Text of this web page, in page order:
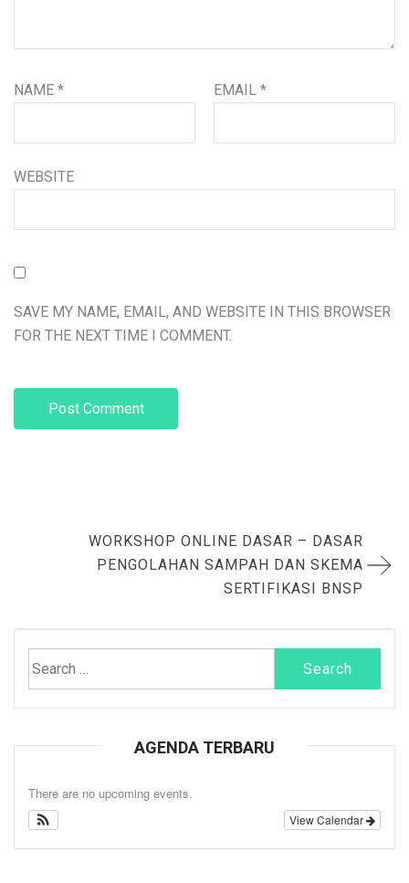
NAME * EMAIL *
WEBSITE
SAVE MY NAME, EMAIL, AND WEBSITE IN THIS BROWSER
FOR THE NEXT TIME I COMMENT.
navigationWORKSHOP ONLINE DASAR – DASAR
PENGOLAHAN SAMPAH DAN SKEMA
SERTIFIKASI BNSP
Search
AGENDA TERBARU
There are no upcoming events.
View Calendar